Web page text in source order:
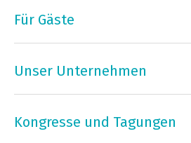
Für Gäste
Unser Unternehmen
Kongresse und Tagungen